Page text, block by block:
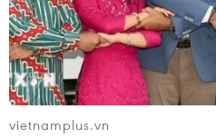
vietnamplus.vn